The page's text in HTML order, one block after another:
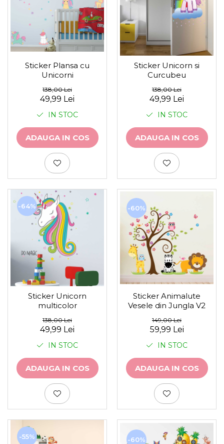
Stickere Auto
Alte desene
Amuzante
Animale
Florale
Pentru femei
Stickere pereche
Stickere imprimate
Copii
Stickere cu efect 3D
Stickere PVC
Stickere tip tablou
Sticker Plansa cu
Unicorni
138,00 Lei
49,99 Lei
IN STOC
ADAUGA IN COS
Sticker Unicorn si
Curcubeu
138,00 Lei
49,99 Lei
IN STOC
ADAUGA IN COS
-64%
Sticker Unicorn
multicolor
138,00 Lei
49,99 Lei
IN STOC
ADAUGA IN COS
-60%
Sticker Animalute
Vesele din Jungla V2
149,00 Lei
59,99 Lei
IN STOC
ADAUGA IN COS
-55% -60%